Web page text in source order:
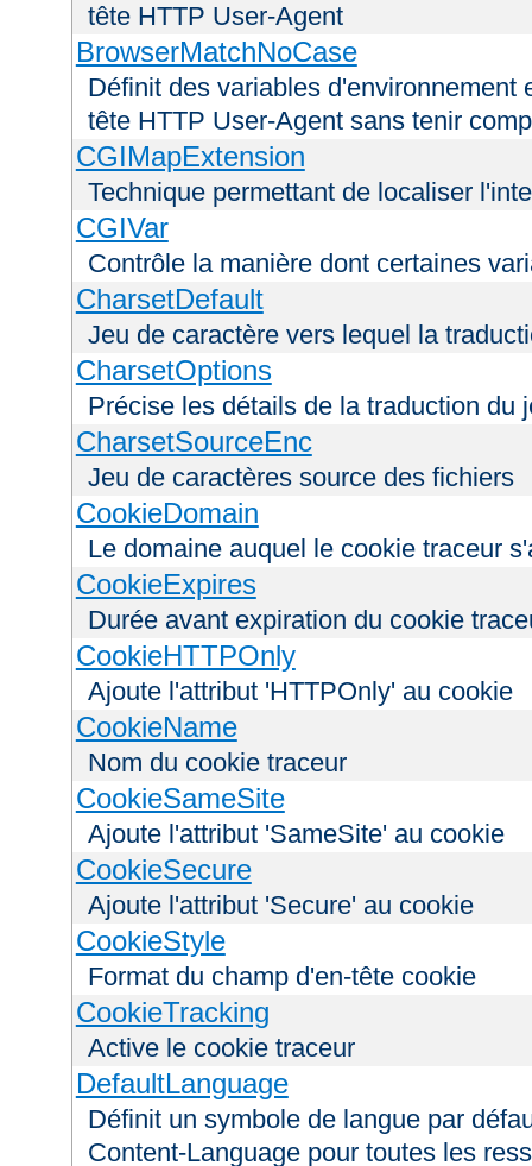
tête HTTP User-Agent
BrowserMatchNoCase
Définit des variables d'environnement
tête HTTP User-Agent sans tenir
CGIMapExtension
Technique permettant de localiser
CGIVar
Contrôle la manière dont certaines
CharsetDefault
Jeu de caractère vers lequel la
CharsetOptions
Précise les détails de la traduction du
CharsetSourceEnc
Jeu de caractères source des fichiers
CookieDomain
Le domaine auquel le cookie traceur
CookieExpires
Durée avant expiration du cookie
CookieHTTPOnly
Ajoute l'attribut 'HTTPOnly' au cookie
CookieName
Nom du cookie traceur
CookieSameSite
Ajoute l'attribut 'SameSite' au cookie
CookieSecure
Ajoute l'attribut 'Secure' au cookie
CookieStyle
Format du champ d'en-tête cookie
CookieTracking
Active le cookie traceur
DefaultLanguage
Définit un symbole de langue par
Content-Language pour toutes les